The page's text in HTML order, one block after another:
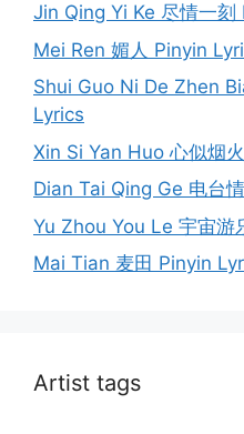
Jin Qing Yi Ke 尽情一刻
Mei Ren 媚人 Pinyin
Shui Guo Ni De Zhen
Lyrics
Xin Si Yan Huo 心似烟
Dian Tai Qing Ge 电台
Yu Zhou You Le 宇宙游
Mai Tian 麦田 Pinyin
Artist tags